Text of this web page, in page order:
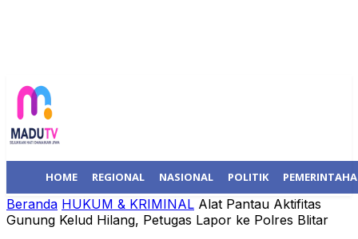
HOME REGIONAL NASIONAL POLITIK
Beranda HUKUM & KRIMINAL Alat Pantau Aktifitas
Gunung Kelud Hilang, Petugas Lapor ke Polres Blitar